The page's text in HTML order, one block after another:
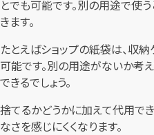
とでも可能です。別の用途で使
きます。
たとえばショップの紙袋は、収
可能です。別の用途がないか考
できるでしょう。
捨てるかどうかに加えて代用で
なさを感じにくくなります。